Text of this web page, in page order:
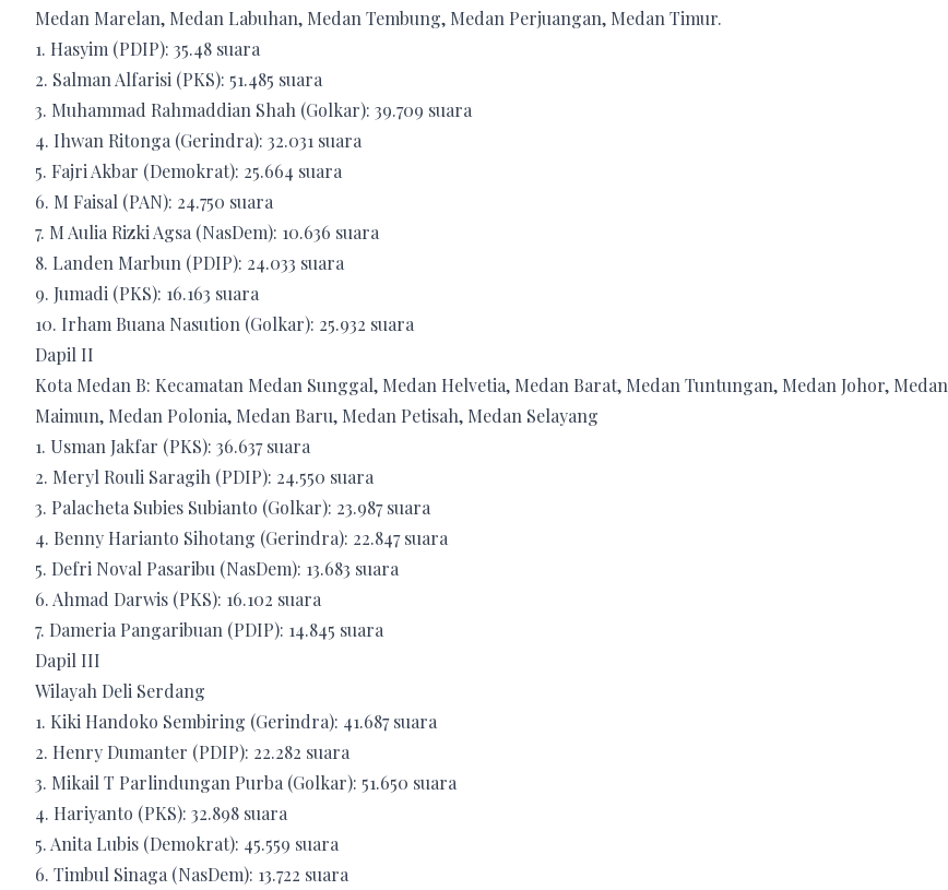
Medan Marelan, Medan Labuhan, Medan Tembung, Medan Perjuangan, Medan Timur.
1. Hasyim (PDIP): 35.48 suara
2. Salman Alfarisi (PKS): 51.485 suara
3. Muhammad Rahmaddian Shah (Golkar): 39.709 suara
4. Ihwan Ritonga (Gerindra): 32.031 suara
5. Fajri Akbar (Demokrat): 25.664 suara
6. M Faisal (PAN): 24.750 suara
7. M Aulia Rizki Agsa (NasDem): 10.636 suara
8. Landen Marbun (PDIP): 24.033 suara
9. Jumadi (PKS): 16.163 suara
10. Irham Buana Nasution (Golkar): 25.932 suara
Dapil II
Kota Medan B: Kecamatan Medan Sunggal, Medan Helvetia, Medan Barat, Medan Tuntungan, Medan Johor, Medan
Maimun, Medan Polonia, Medan Baru, Medan Petisah, Medan Selayang
1. Usman Jakfar (PKS): 36.637 suara
2. Meryl Rouli Saragih (PDIP): 24.550 suara
3. Palacheta Subies Subianto (Golkar): 23.987 suara
4. Benny Harianto Sihotang (Gerindra): 22.847 suara
5. Defri Noval Pasaribu (NasDem): 13.683 suara
6. Ahmad Darwis (PKS): 16.102 suara
7. Dameria Pangaribuan (PDIP): 14.845 suara
Dapil III
Wilayah Deli Serdang
1. Kiki Handoko Sembiring (Gerindra): 41.687 suara
2. Henry Dumanter (PDIP): 22.282 suara
3. Mikail T Parlindungan Purba (Golkar): 51.650 suara
4. Hariyanto (PKS): 32.898 suara
5. Anita Lubis (Demokrat): 45.559 suara
6. Timbul Sinaga (NasDem): 13.722 suara